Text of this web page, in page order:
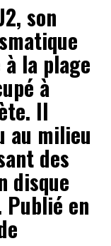
son
la plage
à
Il
au milieu
des
disque
en